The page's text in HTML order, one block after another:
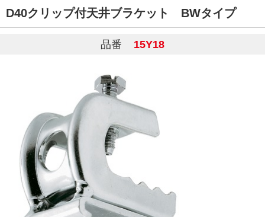
D40クリップ付天井ブラケット BWタイプ
品番 15Y18